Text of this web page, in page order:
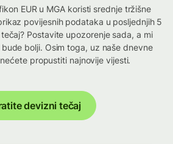
EUR u MGA koristi srednje tržišne
povijesnih podataka u posljednjih 5
Postavite upozorenje sada, a mi
bolji. Osim toga, uz naše dnevne
propustiti najnovije vijesti.
devizni tečaj